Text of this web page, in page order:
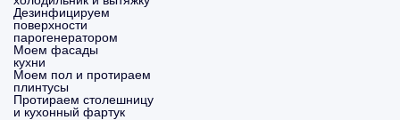
Дезинфицируем
поверхности
парогенератором
Моем фасады
кухни
Моем пол и протираем
плинтусы
Протираем столешницу
и кухонный фартук